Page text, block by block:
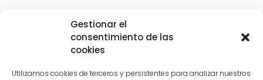
Gestionar el
consentimiento de las
cookies
Utilizamos cookies de terceros y persistentes para analizar nuestros